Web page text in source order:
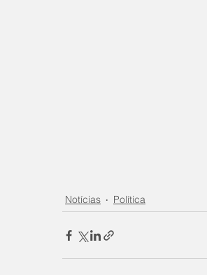
Notícias Política